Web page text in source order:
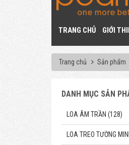
TRANG CHỦ GIỚI
Trang chủ Sản phẩm
DANH MỤC SẢN
LOA ÂM TRẦN (128)
LOA TREO TƯỜNG